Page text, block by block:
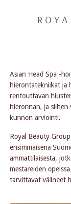
ASIAN
Asian Head Spa -
hierontatekniikat ja
rentouttavan
hieronnan, ja siihen
kunnon arviointi.
Royal Beauty
ensimmäisenä
ammattilaisesta,
mestareiden
tarvittavat välineet